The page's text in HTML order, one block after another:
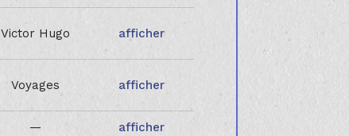
Victor Hugo afficher
Voyages afficher
— afficher